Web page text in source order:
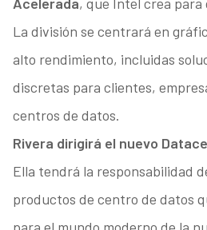
Acelerada, que Intel crea
La división se centrará en
alto rendimiento, incluidas
discretas para clientes,
centros de datos.
Rivera dirigirá el nuevo
Ella tendrá la responsabilidad
productos de centro de datos